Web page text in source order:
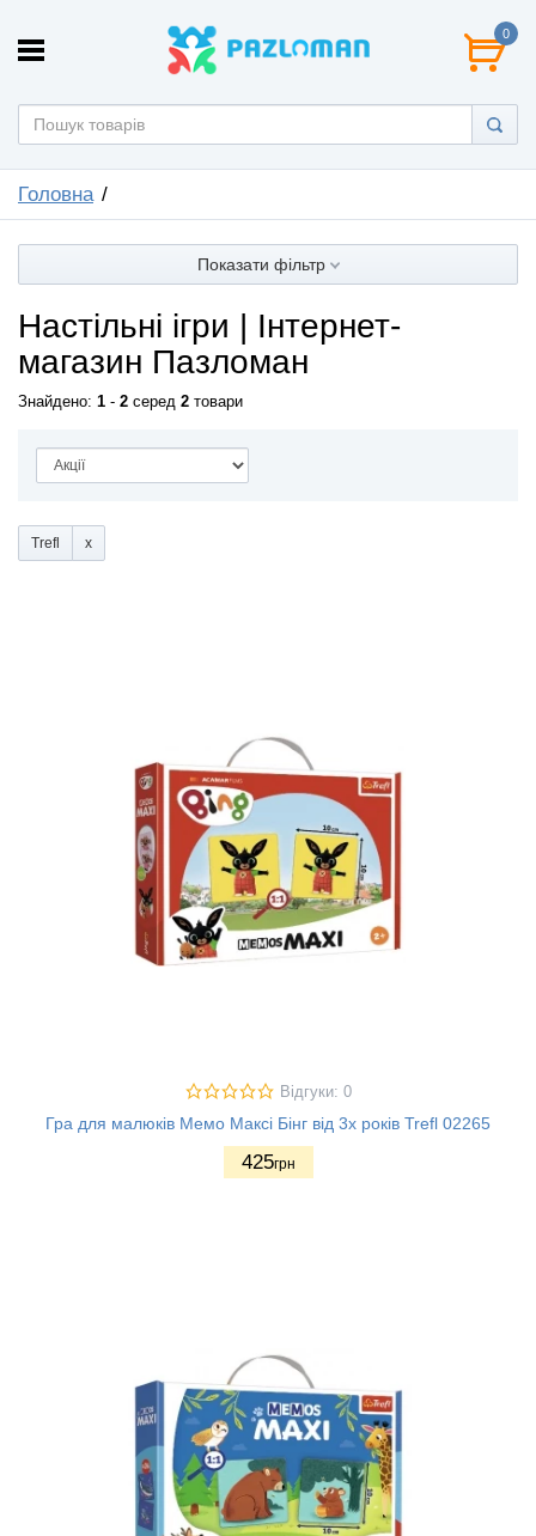
0
Головна
Показати фільтр
Настільні ігри | Інтернет-
магазин Пазломан
Знайдено: 1 - 2 серед 2 товари
Trefl
Відгуки: 0
Гра для малюків Мемо Максі Бінг від 3х років Trefl 02265
425грн